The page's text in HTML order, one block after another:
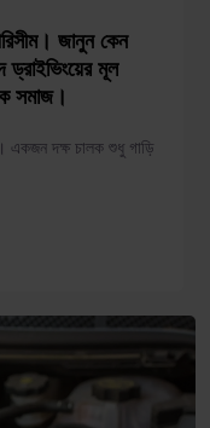
জানুন কেন
মূল
সমাজ।
একজন দক্ষ চালক শুধু গাড়ি